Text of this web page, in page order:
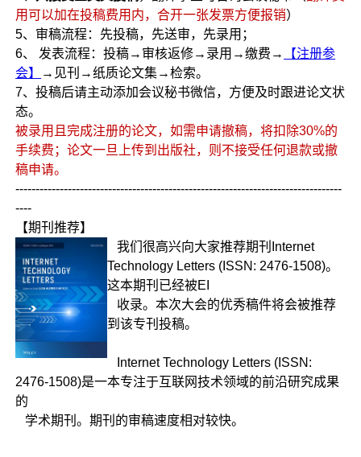
用可以加在投稿费用内，合开一张发票方便报销）
5、审稿流程：先投稿，先送审，先录用；
6、 发表流程：投稿→审核返修→录用→缴费→
【注册参
会】
→见刊→纸质论文集→检索。
7、投稿后请主动添加会议秘书微信，方便及时跟进论文状
态。
被录用且完成注册的论文，如需申请撤稿，将扣除30%的
手续费；论文一旦上传到出版社，则不接受任何退款或撤
稿申请。
---------------------------------------------------------------------------------
----
【期刊推荐】
我们很高兴向大家推荐期刊Internet
Technology Letters (ISSN: 2476-1508)。
这本期刊已经被EI
收录。本次大会的优秀稿件将会被推荐
到该专刊投稿。
Internet Technology Letters (ISSN:
2476-1508)是一本专注于互联网技术领域的前沿研究成果
的
学术期刊。期刊的审稿速度相对较快。